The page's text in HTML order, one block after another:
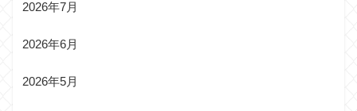
2026年7月
2026年6月
2026年5月